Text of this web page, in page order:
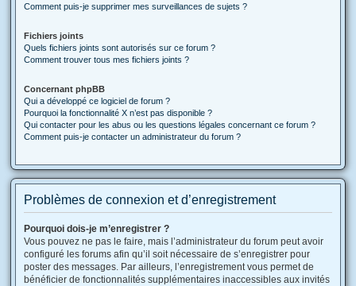
Comment puis-je supprimer mes surveillances de sujets ?
Fichiers joints
Quels fichiers joints sont autorisés sur ce forum ?
Comment trouver tous mes fichiers joints ?
Concernant phpBB
Qui a développé ce logiciel de forum ?
Pourquoi la fonctionnalité X n’est pas disponible ?
Qui contacter pour les abus ou les questions légales concernant ce forum ?
Comment puis-je contacter un administrateur du forum ?
Problèmes de connexion et d’enregistrement
Pourquoi dois-je m’enregistrer ?
Vous pouvez ne pas le faire, mais l’administrateur du forum peut avoir
configuré les forums afin qu’il soit nécessaire de s’enregistrer pour
poster des messages. Par ailleurs, l’enregistrement vous permet de
bénéficier de fonctionnalités supplémentaires inaccessibles aux invités